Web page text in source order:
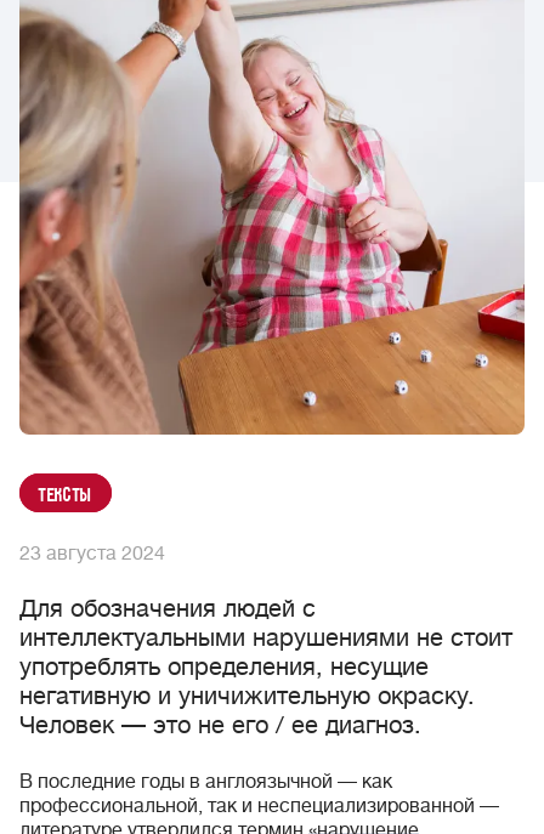
Тексты
23 августа 2024
Для обозначения людей с
интеллектуальными нарушениями не стоит
употреблять определения, несущие
негативную и уничижительную окраску.
Человек — это не его / ее диагноз.
В последние годы в англоязычной — как
профессиональной, так и неспециализированной —